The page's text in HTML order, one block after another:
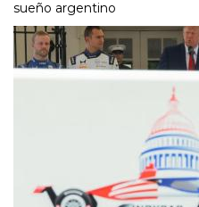
sueño argentino